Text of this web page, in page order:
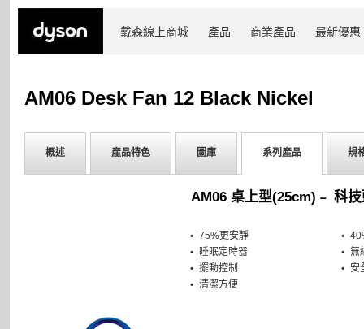
戴森線上商城 產品 商業產品 最新優惠
AM06 Desk Fan 12 Black Nickel
概述 產品特色 圖庫 系列產品 規
AM06 桌上型(25cm)﹣ 科
75%更安靜
睡眠定時器
擺動控制
清潔方便
無
安